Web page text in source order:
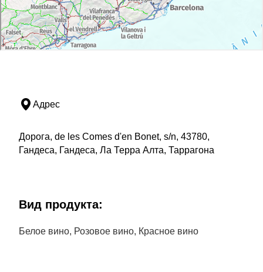
Адрес
Дорога, de les Comes d'en Bonet, s/n, 43780,
Гандеса, Гандеса, Ла Терра Алта, Таррагона
Bид продукта:
Белое вино, Розовое вино, Красное вино